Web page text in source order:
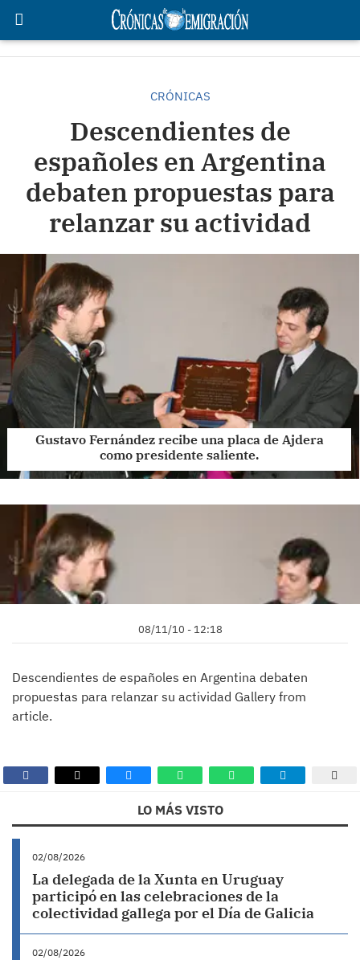
CRÓNICAS
Descendientes de
españoles en Argentina
debaten propuestas para
relanzar su actividad
Gustavo Fernández recibe una placa de Ajdera
como presidente saliente.
08/11/10 - 12:18
Descendientes de españoles en Argentina debaten
propuestas para relanzar su actividad Gallery from
article.
LO MÁS VISTO
02/08/2026
La delegada de la Xunta en Uruguay
participó en las celebraciones de la
colectividad gallega por el Día de Galicia
02/08/2026